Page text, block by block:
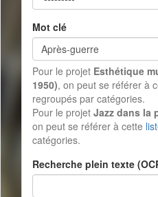
Mot clé
Pour le projet Esthétique
1950), on peut se référer à
regroupés par catégories.
Pour le projet Jazz dans la
on peut se référer à cette
catégories.
Recherche plein texte